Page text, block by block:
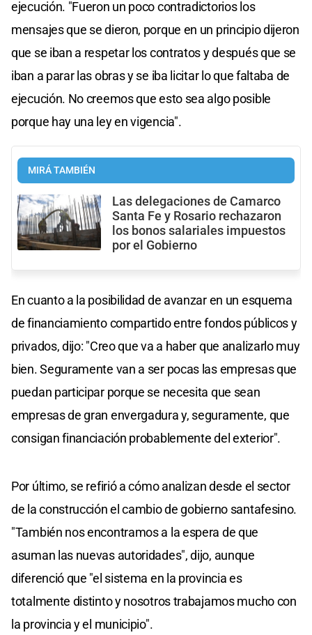
ejecución. "Fueron un poco contradictorios los
mensajes que se dieron, porque en un principio dijeron
que se iban a respetar los contratos y después que se
iban a parar las obras y se iba licitar lo que faltaba de
ejecución. No creemos que esto sea algo posible
porque hay una ley en vigencia".
MIRÁ TAMBIÉN
Las delegaciones de Camarco
Santa Fe y Rosario rechazaron
los bonos salariales impuestos
por el Gobierno
En cuanto a la posibilidad de avanzar en un esquema
de financiamiento compartido entre fondos públicos y
privados, dijo: "Creo que va a haber que analizarlo muy
bien. Seguramente van a ser pocas las empresas que
puedan participar porque se necesita que sean
empresas de gran envergadura y, seguramente, que
consigan financiación probablemente del exterior".
Por último, se refirió a cómo analizan desde el sector
de la construcción el cambio de gobierno santafesino.
"También nos encontramos a la espera de que
asuman las nuevas autoridades", dijo, aunque
diferenció que "el sistema en la provincia es
totalmente distinto y nosotros trabajamos mucho con
la provincia y el municipio".